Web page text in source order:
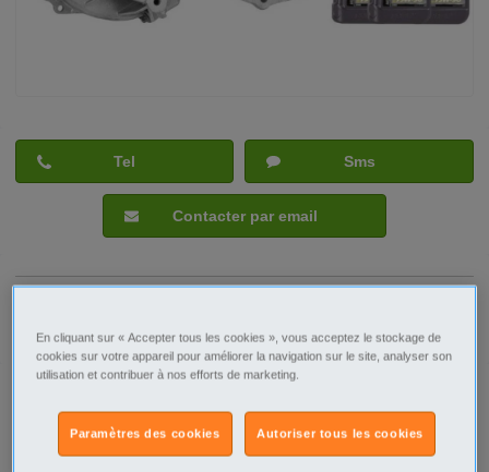
Ville/Code postal
Aquitaine
Lot-et-Garonne
Cuzorn - 47500
Tel Sms
Contacter par email
En cliquant sur « Accepter tous les cookies », vous acceptez le stockage de
cookies sur votre appareil pour améliorer la navigation sur le site, analyser son
utilisation et contribuer à nos efforts de marketing.
Autoriser tous les cookies
Paramètres des cookies